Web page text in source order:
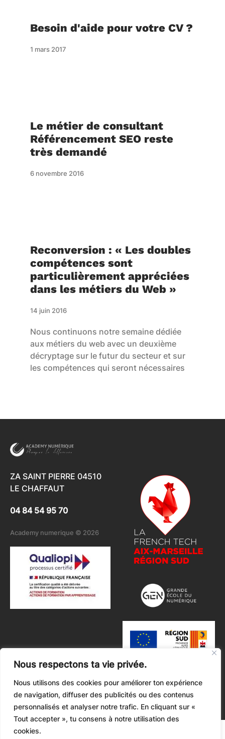
Nous respectons ta vie privée.
Nous utilisons des cookies pour améliorer ton expérience
de navigation, diffuser des publicités ou des contenus
personnalisés et analyser notre trafic. En cliquant sur «
Tout accepter », tu consens à notre utilisation des
cookies.
Besoin d'aide pour votre CV ?
1 mars 2017
Le métier de consultant
Référencement SEO reste
très demandé
6 novembre 2016
Reconversion : « Les doubles
compétences sont
particulièrement appréciées
dans les métiers du Web »
14 juin 2016
Nous continuons notre semaine dédiée
aux métiers du web avec un deuxième
décryptage sur le futur du secteur et sur
les compétences qui seront nécessaires
ZA SAINT PIERRE 04510
LE CHAFFAUT
04 84 54 95 70
Academy numerique © 2026